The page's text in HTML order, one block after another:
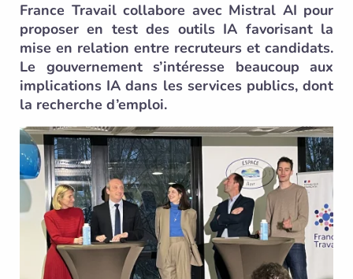
France Travail collabore avec Mistral AI pour
proposer en test des outils IA favorisant la
mise en relation entre recruteurs et candidats.
Le gouvernement s’intéresse beaucoup aux
implications IA dans les services publics, dont
la recherche d’emploi.